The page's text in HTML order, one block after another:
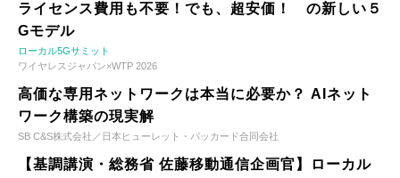
ライセンス費用も不要！でも、超安価！ の新しい５
Gモデル
ローカル5Gサミット
ワイヤレスジャパン×WTP 2026
高価な専用ネットワークは本当に必要か？ AIネット
ワーク構築の現実解
SB C&S株式会社／日本ヒューレット・パッカード合同会社
【基調講演・総務省 佐藤移動通信企画官】ローカル